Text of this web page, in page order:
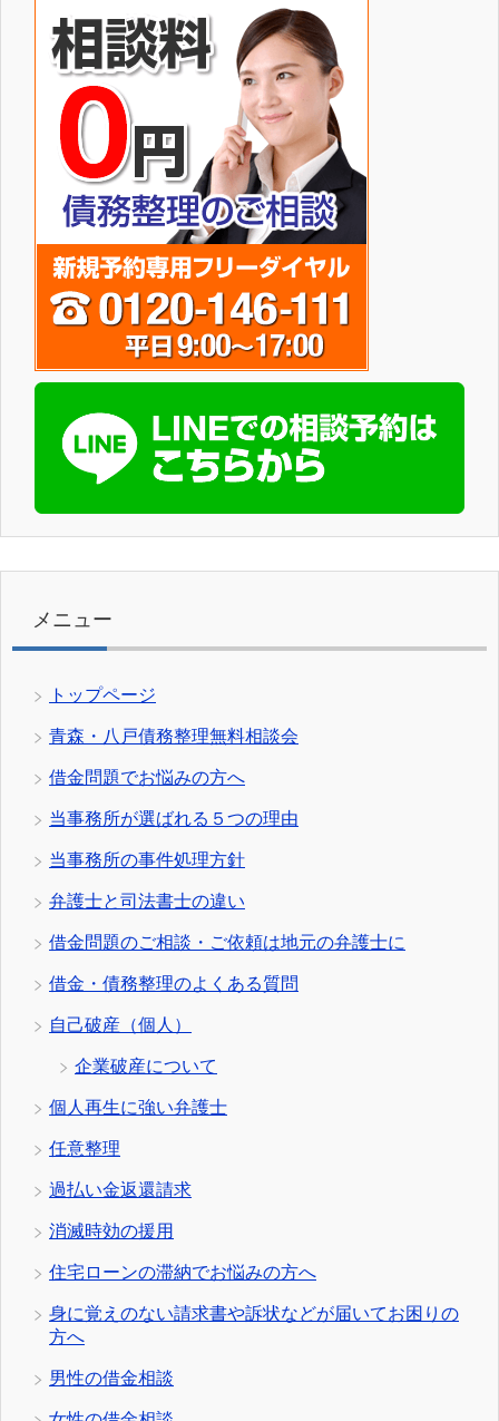
メニュー
トップページ
青森・八戸債務整理無料相談会
借金問題でお悩みの方へ
当事務所が選ばれる５つの理由
当事務所の事件処理方針
弁護士と司法書士の違い
借金問題のご相談・ご依頼は地元の弁護士に
借金・債務整理のよくある質問
自己破産（個人）
企業破産について
個人再生に強い弁護士
任意整理
過払い金返還請求
消滅時効の援用
住宅ローンの滞納でお悩みの方へ
身に覚えのない請求書や訴状などが届いてお困りの
方へ
男性の借金相談